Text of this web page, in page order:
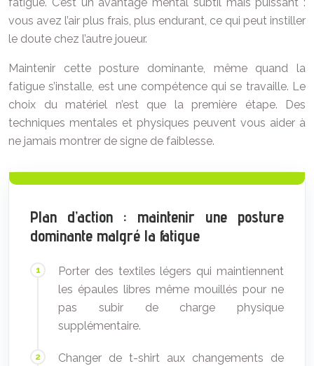
vous avez l’air plus frais, plus endurant, ce qui peut instiller
le doute chez l’autre joueur.
Maintenir cette posture dominante, même quand la
fatigue s’installe, est une compétence qui se travaille. Le
choix du matériel n’est que la première étape. Des
techniques mentales et physiques peuvent vous aider à
ne jamais montrer de signe de faiblesse.
Plan d’action : maintenir une posture
dominante malgré la fatigue
Porter des textiles légers qui maintiennent
les épaules libres même mouillés pour ne
pas subir de charge physique
supplémentaire.
Changer de t-shirt aux changements de